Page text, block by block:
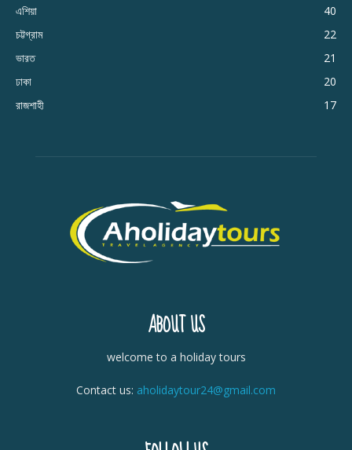
এশিয়া
40
চট্টগ্রাম
22
ভারত
21
ঢাকা
20
রাজশাহী
17
ABOUT US
welcome to a holiday tours
Contact us: aholidaytour24@gmail.com